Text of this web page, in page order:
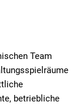
Team
betriebliche